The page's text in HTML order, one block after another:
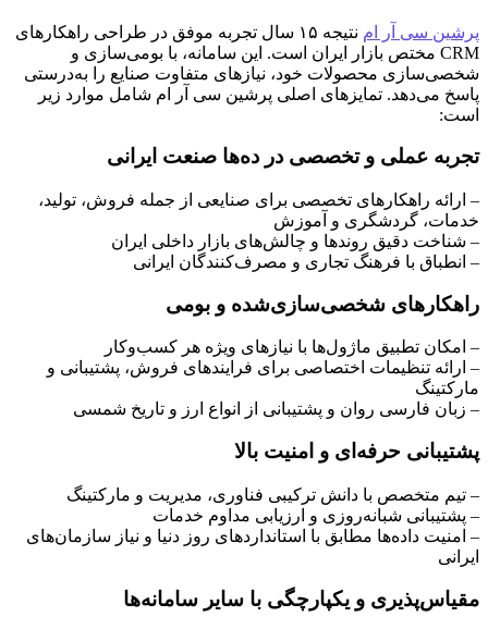
پرشین سی آر ام
نتیجه ۱۵ سال تجربه موفق در طراحی راهکارهای
CRM مختص بازار ایران است. این سامانه، با بومی‌سازی و
شخصی‌سازی محصولات خود، نیازهای متفاوت صنایع را به‌درستی
پاسخ می‌دهد. تمایزهای اصلی پرشین سی آر ام شامل موارد زیر
است:
تجربه عملی و تخصصی در ده‌ها صنعت ایرانی
– ارائه راهکارهای تخصصی برای صنایعی از جمله فروش، تولید،
خدمات، گردشگری و آموزش
– شناخت دقیق روندها و چالش‌های بازار داخلی ایران
– انطباق با فرهنگ تجاری و مصرف‌کنندگان ایرانی
راهکارهای شخصی‌سازی‌شده و بومی
– امکان تطبیق ماژول‌ها با نیازهای ویژه هر کسب‌وکار
– ارائه تنظیمات اختصاصی برای فرایندهای فروش، پشتیبانی و
مارکتینگ
– زبان فارسی روان و پشتیبانی از انواع ارز و تاریخ شمسی
پشتیبانی حرفه‌ای و امنیت بالا
– تیم متخصص با دانش ترکیبی فناوری، مدیریت و مارکتینگ
– پشتیبانی شبانه‌روزی و ارزیابی مداوم خدمات
– امنیت داده‌ها مطابق با استانداردهای روز دنیا و نیاز سازمان‌های
ایرانی
مقیاس‌پذیری و یکپارچگی با سایر سامانه‌ها